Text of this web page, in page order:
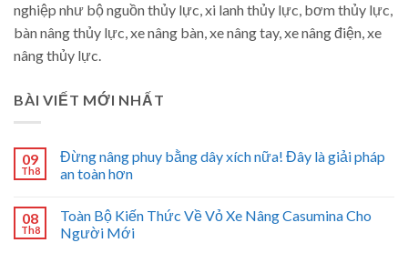
nghiệp như bộ nguồn thủy lực, xi lanh thủy lực, bơm thủy lực,
bàn nâng thủy lực, xe nâng bàn, xe nâng tay, xe nâng điện, xe
nâng thủy lực.
BÀI VIẾT MỚI NHẤT
09
Th8
Đừng nâng phuy bằng dây xích nữa! Đây là giải pháp
an toàn hơn
08
Th8
Toàn Bộ Kiến Thức Về Vỏ Xe Nâng Casumina Cho
Người Mới